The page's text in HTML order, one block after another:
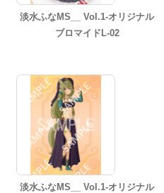
淡水ふなMS__ Vol.1-オリジナル
ブロマイドL-02
淡水ふなMS__ Vol.1-オリジナル